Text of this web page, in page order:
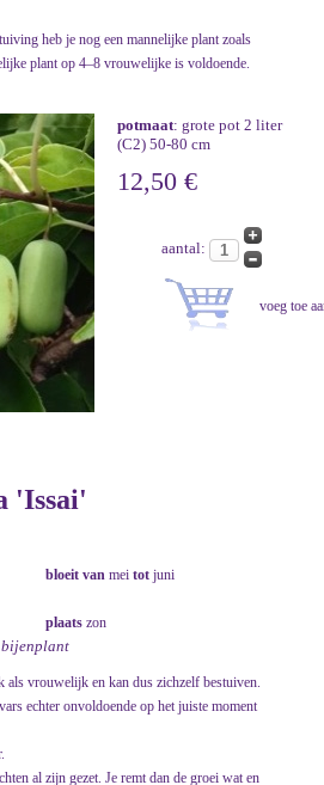
heb je nog een mannelijke plant zoals
plant op 4–8 vrouwelijke is voldoende.
potmaat: grote pot 2 liter
(C2) 50-80 cm
12,50 €
aantal:
'Issai'
bloeit van mei tot juni
plaats zon
vrouwelijk en kan dus zichzelf bestuiven.
echter onvoldoende op het juiste moment
al zijn gezet. Je remt dan de groei wat en